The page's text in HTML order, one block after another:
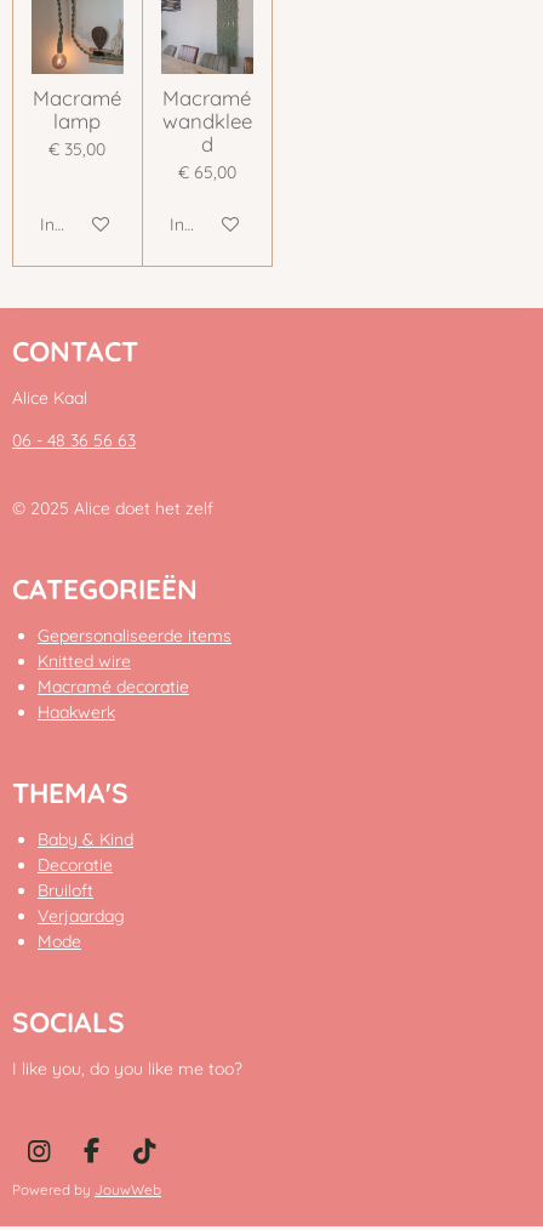
Macramé
lamp
€ 35,00
In winkelwagen
Macramé
wandklee
d
€ 65,00
In winkelwagen
CONTACT
Alice Kaal
06 - 48 36 56 63
© 2025 Alice doet het zelf
CATEGORIEËN
Gepersonaliseerde items
Knitted wire
Macramé decoratie
Haakwerk
THEMA'S
Baby & Kind
Decoratie
Bruiloft
Verjaardag
Mode
SOCIALS
I like you, do you like me too?
I
n
F
a
T
i
Powered by JouwWeb